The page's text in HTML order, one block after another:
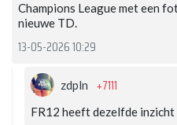
Champions League met een
nieuwe TD.
13-05-2026 10:29
zdpln +7111
FR12 heeft dezelfde inzicht